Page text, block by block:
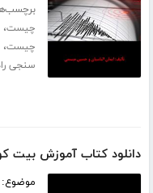
چیست،
چیست،
سنجی
دانلود کتاب آموزش بیت